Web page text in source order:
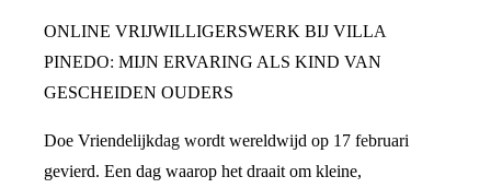
ONLINE VRIJWILLIGERSWERK BIJ VILLA
PINEDO: MIJN ERVARING ALS KIND VAN
GESCHEIDEN OUDERS
Doe Vriendelijkdag wordt wereldwijd op 17 februari
gevierd. Een dag waarop het draait om kleine,